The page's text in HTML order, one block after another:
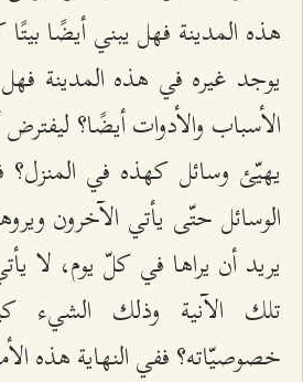
هذه المدينة فهل يبني أيضًا
يوجد غيره في هذه المدينة
الأسباب والأدوات أيضًا؟
يهيّئ وسائل كهذه في المنزل؟
الوسائل حتّى يأتي الآخرون
يريد أن يراها في كلّ يوم، لا
تلك الآنية وذلك
خصوصيّاته؟ ففي النهاية هذه